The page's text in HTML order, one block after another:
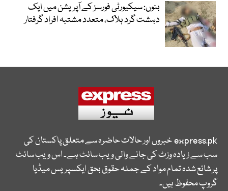
بنوں: سیکیورٹی فورسز کے آپریشن میں ایک
دہشت گرد ہلاک، متعدد مشتبہ افراد گرفتار
express.pkخبروں اور حالات حاضرہ سے متعلق پاکستان کی
سب سے زیادہ وزٹ کی جانے والی ویب سائٹ ہے۔ اس ویب سائٹ
پر شائع شدہ تمام مواد کے جملہ حقوق بحق ایکسپریس میڈیا
گروپ محفوظ ہیں۔